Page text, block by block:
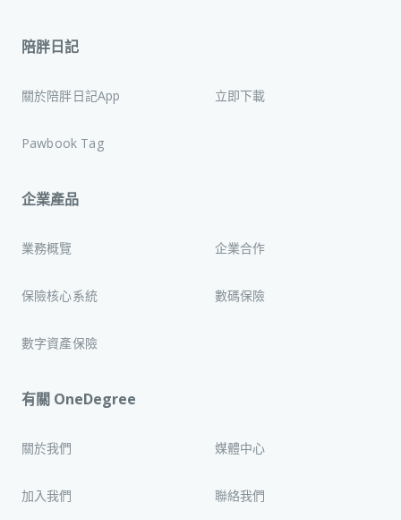
陪胖日記
關於陪胖日記App 立即下載
Pawbook Tag
企業產品
業務概覽 企業合作
保險核心系統 數碼保險
數字資產保險
有關 OneDegree
關於我們 媒體中心
加入我們 聯絡我們